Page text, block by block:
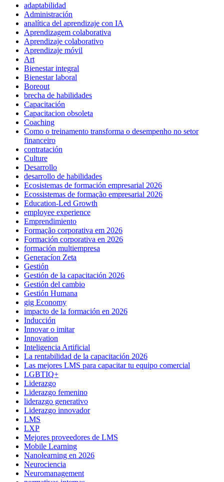
adaptabilidad
Administración
analítica del aprendizaje con IA
Aprendizagem colaborativa
Aprendizaje colaborativo
Aprendizaje móvil
Art
Bienestar integral
Bienestar laboral
Boreout
brecha de habilidades
Capacitación
Capacitacion obsoleta
Coaching
Como o treinamento transforma o desempenho no setor
financeiro
contratación
Culture
Desarrollo
desarrollo de habilidades
Ecosistemas de formación empresarial 2026
Ecossistemas de formação empresarial 2026
Education-Led Growth
employee experience
Emprendimiento
Formação corporativa em 2026
Formación corporativa en 2026
formación multiempresa
Generacíon Zeta
Gestión
Gestión de la capacitación 2026
Gestión del cambio
Gestión Humana
gig Economy
impacto de la formación en 2026
Inducción
Innovar o imitar
Innovation
Inteligencia Artificial
La rentabilidad de la capacitación 2026
Las mejores LMS para capacitar tu equipo comercial
LGBTIQ+
Liderazgo
Liderazgo femenino
liderazgo generativo
Liderazgo innovador
LMS
LXP
Mejores proveedores de LMS
Mobile Learning
Nanolearning en 2026
Neurociencia
Neuromanagement